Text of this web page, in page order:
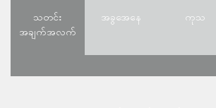
သတင်း
အချက်အလက်
အခွအေနေ ကုသ